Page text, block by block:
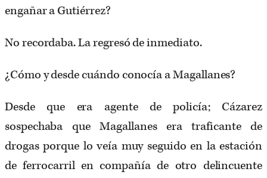
engañar a Gutiérrez?
No recordaba. La regresó de inmediato.
¿Cómo y desde cuándo conocía a Magallanes?
Desde que era agente de policía; Cázarez
sospechaba que Magallanes era traficante de
drogas porque lo veía muy seguido en la estación
de ferrocarril en compañía de otro delincuente